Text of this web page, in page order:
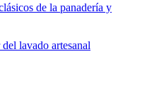
de la panadería y
lavado artesanal